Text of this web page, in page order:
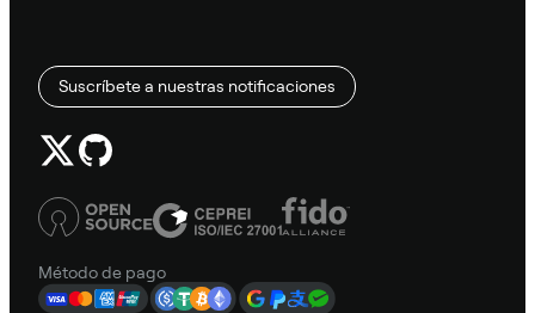
Suscríbete a nuestras notificaciones
Método de pago